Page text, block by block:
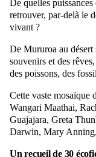
De quelles
retrouver, par-delà le
vivant ?
De Mururoa au désert
souvenirs et des
des poissons, des
Cette vaste mosaïque
Wangari Maathai,
Guajajara, Greta
Darwin, Mary
Un recueil de 30